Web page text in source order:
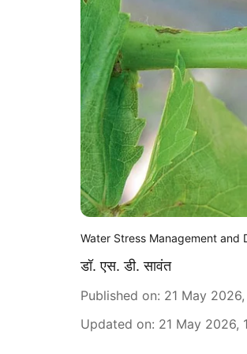
Water Stress Management and
डॉ. एस. डी. सावंत
Published on: 21 May 2026,
Updated on: 21 May 2026,